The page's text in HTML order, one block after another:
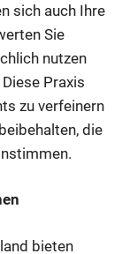
sich auch Ihre
Sie
nutzen
Praxis
zu verfeinern
die
bieten